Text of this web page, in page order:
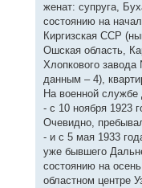
женат: супруга,
состоянию на
Киргизская ССР
Ошская область,
Хлопкового
данным – 4),
На военной
- с 10 ноября 1923
Очевидно,
- и с 5 мая 1933
уже бывшего
состоянию на
областном центре